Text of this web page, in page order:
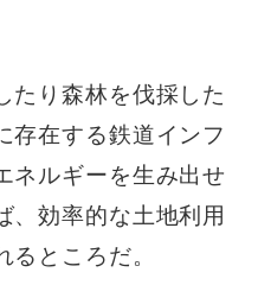
たり森林を伐採した
存在する鉄道インフ
ネルギーを生み出せ
、効率的な土地利用
ところだ。